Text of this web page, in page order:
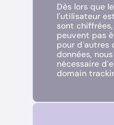
Dès lors que
l’utilisateur
sont chiffrées,
peuvent pas
pour
données,
nécessaire
domain